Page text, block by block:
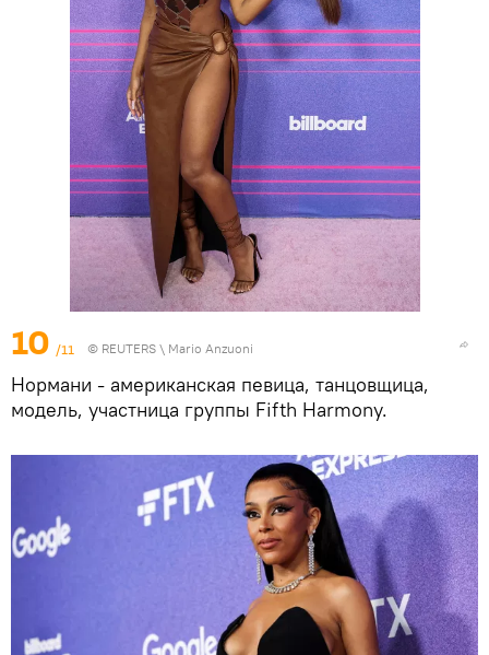
10 /11 © REUTERS \ Mario Anzuoni
Нормани - американская певица, танцовщица,
модель, участница группы Fifth Harmony.